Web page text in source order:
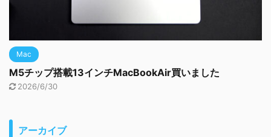
Mac
M5チップ搭載13インチMacBookAir買いました
2026/6/30
アーカイブ